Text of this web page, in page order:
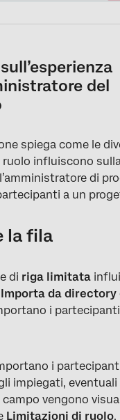
del
spiega come le
ruolo influiscono
di
a un
la fila
di riga limitata
Importa da directory
i
i
impiegati, eventuali
vengono
Limitazioni di ruolo.